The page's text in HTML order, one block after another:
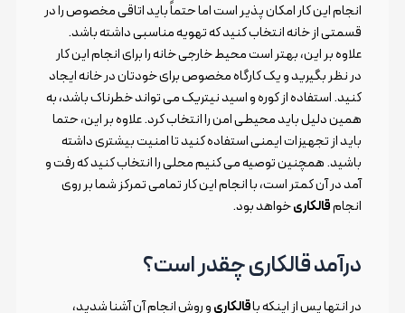
انجام این کار امکان پذیر است اما حتماً باید اتاقی مخصوص را در
قسمتی از خانه انتخاب کنید که تهویه مناسبی داشته باشد.
علاوه بر این، بهتر است محیط خارجی خانه را برای انجام این کار
در نظر بگیرید و یک کارگاه مخصوص برای خودتان در خانه ایجاد
کنید. استفاده از کوره و اسید نیتریک می تواند خطرناک باشد، به
همین دلیل باید محیطی امن را انتخاب کرد. علاوه بر این، حتما
باید از تجهیزات ایمنی استفاده کنید تا امنیت بیشتری داشته
باشید. همچنین توصیه می کنیم محلی را انتخاب کنید که رفت و
آمد در آن کمتر است، با انجام این کار تمامی تمرکز شما بر روی
انجامقالکاریخواهد بود.
درآمد قالکاری چقدر است؟
در انتها پس از اینکه باقالکاریو روش انجام آن آشنا شدید،